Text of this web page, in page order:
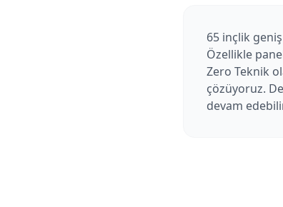
65 inçlik
Özellikle
Zero Teknik
çözüyoruz.
devam